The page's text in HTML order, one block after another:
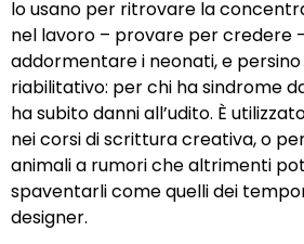
lo usano per ritrovare la
nel lavoro – provare per credere
addormentare i neonati, e
riabilitativo: per chi ha sindrome
ha subito danni all’udito. È
nei corsi di scrittura creativa, o
animali a rumori che altrimenti
spaventarli come quelli dei
designer.